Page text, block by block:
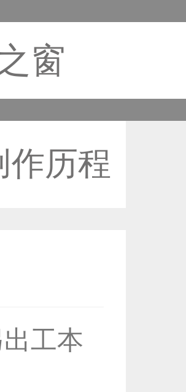
窗
作历程
已成功备案！
已成功备案！
工本